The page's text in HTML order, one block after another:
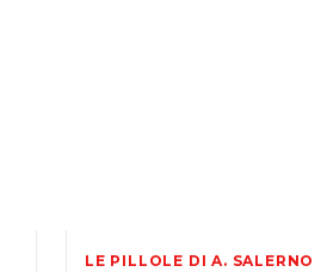
LE PILLOLE DI A. SALERNO